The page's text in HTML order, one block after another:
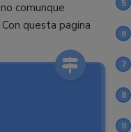
5
6
7
8
9
comunque
questa pagina